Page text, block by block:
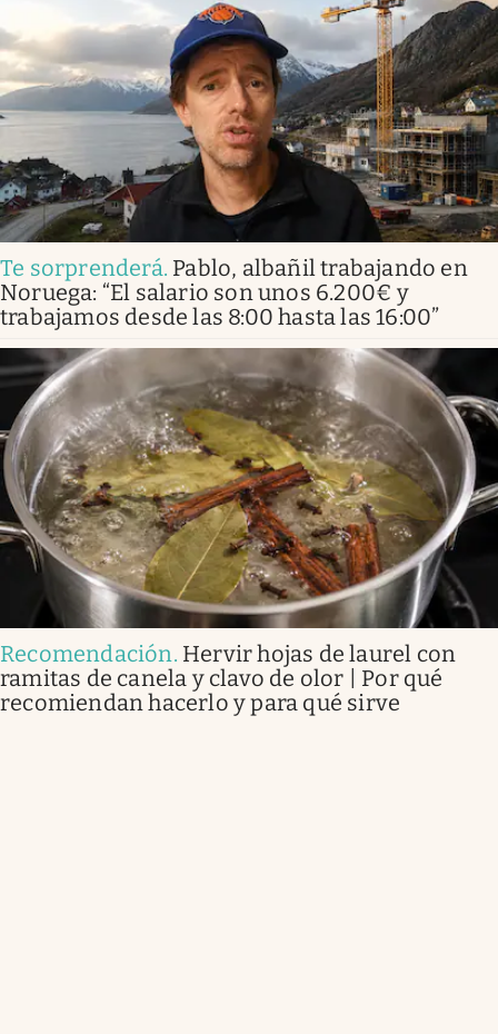
Te sorprenderá. Pablo, albañil trabajando en
Noruega: “El salario son unos 6.200€ y
trabajamos desde las 8:00 hasta las 16:00”
Recomendación. Hervir hojas de laurel con
ramitas de canela y clavo de olor | Por qué
recomiendan hacerlo y para qué sirve